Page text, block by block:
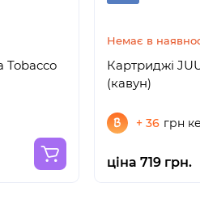
Tobacco
Немає в
Картриджі
(кавун)
+ 36 грн
ціна 719 грн.